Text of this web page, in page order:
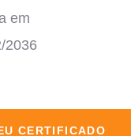
em
2036
CERTIFICADO